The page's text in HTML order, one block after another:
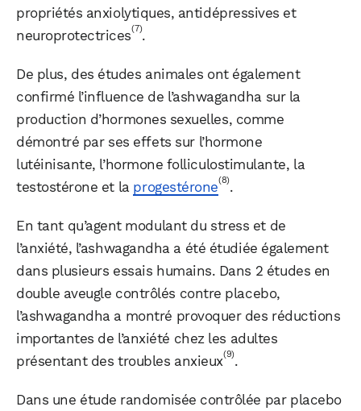
propriétés anxiolytiques, antidépressives et
neuroprotectrices(7).
De plus, des études animales ont également
confirmé l’influence de l’ashwagandha sur la
production d’hormones sexuelles, comme
démontré par ses effets sur l’hormone
lutéinisante, l’hormone folliculostimulante, la
testostérone et la progestérone(8).
En tant qu’agent modulant du stress et de
l’anxiété, l’ashwagandha a été étudiée également
dans plusieurs essais humains. Dans 2 études en
double aveugle contrôlés contre placebo,
l’ashwagandha a montré provoquer des réductions
importantes de l’anxiété chez les adultes
présentant des troubles anxieux(9).
Dans une étude randomisée contrôlée par placebo